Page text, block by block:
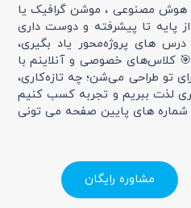
، هوش مصنوعی ، موشن گرافیک یا
پایه تا پیشرفته و دوست داری
های پروژه‌محور یاد بگیری،
کلاس‌های خصوصی و آنلاینم با
تو طراحی می‌شن؛ چه تازه‌کاری،
لذت ببریم و تجربه کسب کنیم
شماره های پایین صفحه می تونی
مشاوره رایگان